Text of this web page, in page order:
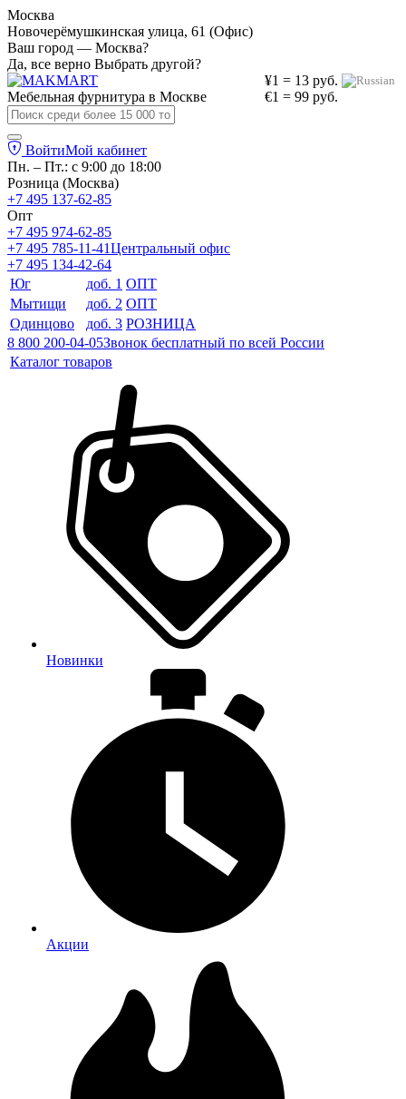
Москва
Новочерёмушкинская улица, 61 (Офис)
Ваш город — Москва?
Да, все верно Выбрать другой?
¥1 = 13 руб.
€1 = 99 руб.
Мебельная фурнитура в Москве
ВойтиМой кабинет
Пн. – Пт.: с 9:00 до 18:00
Розница (Москва)
+7 495 137-62-85
Опт
+7 495 974-62-85
+7 495 785-11-41Центральный офис
+7 495 134-42-64
Юг
доб. 1 ОПТ
Мытищи
доб. 2 ОПТ
Одинцово
доб. 3 РОЗНИЦА
8 800 200-04-05Звонок бесплатный по всей России
Каталог товаров
Новинки
Акции